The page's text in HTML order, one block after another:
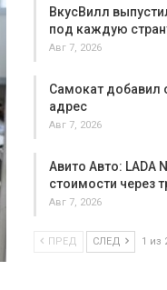
ВкусВилл
под каждую
Авг 7, 2026
Самокат добавил
адрес
Авг 7, 2026
Авито Авто: LADA
стоимости через
Авг 7, 2026
ПРЕД СЛЕД 1 из